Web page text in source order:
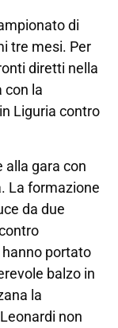
di
tre mesi. Per
diretti nella
con la
Liguria contro
alla gara con
La formazione
da due
hanno portato
balzo in
la
non